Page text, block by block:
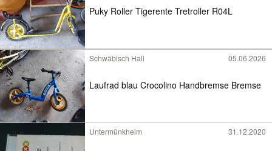
Puky Roller Tigerente Tretroller R04L
Schwäbisch Hall 05.06.2026
Laufrad blau Crocolino Handbremse Bremse
Untermünkheim 31.12.2020